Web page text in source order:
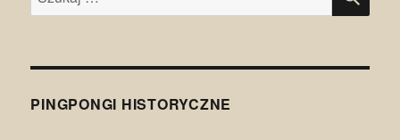
PINGPONGI HISTORYCZNE